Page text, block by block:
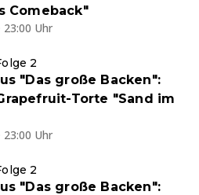
Comeback"
23:00 Uhr
2
"Das große Backen":
Torte "Sand im
23:00 Uhr
2
"Das große Backen":